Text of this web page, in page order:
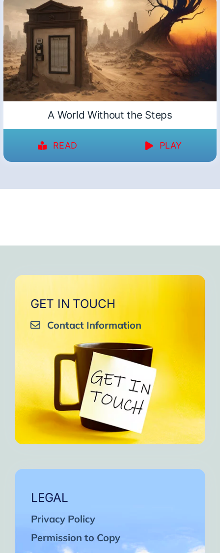
A World Without the Steps
READ PLAY
GET IN TOUCH
Contact Information
LEGAL
Privacy Policy
Permission to Copy